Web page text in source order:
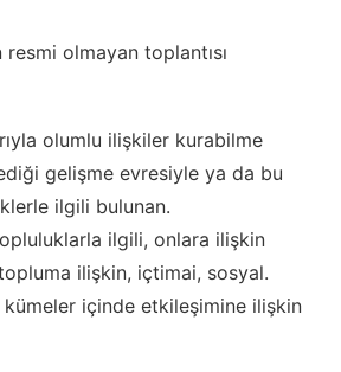
olmayan toplantısı
olumlu ilişkiler kurabilme
gelişme evresiyle ya da bu
ilgili bulunan.
ilgili, onlara ilişkin
ilişkin, içtimai, sosyal.
kümeler içinde etkileşimine ilişkin